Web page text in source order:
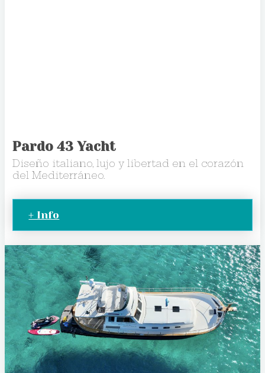
Pardo 43 Yacht
Diseño italiano, lujo y libertad en el corazón
del Mediterráneo.
+ Info